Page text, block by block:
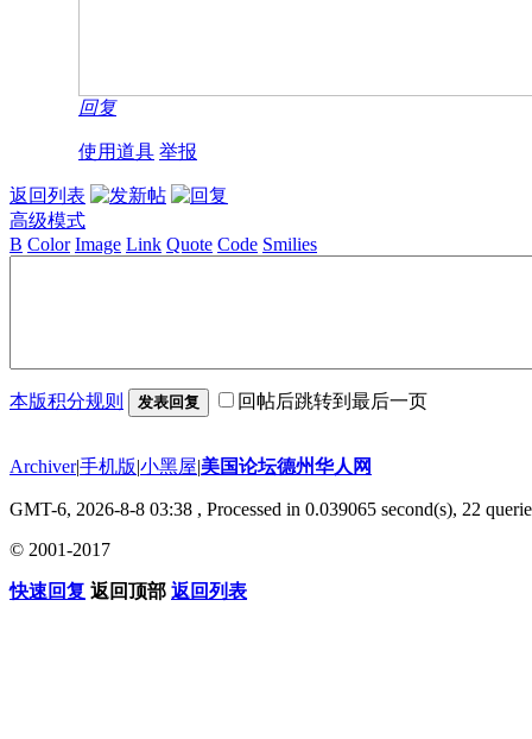
回复
使用道具 举报
返回列表
高级模式
B Color Image Link Quote Code Smilies
本版积分规则 发表回复 回帖后跳转到最后一页
Archiver|手机版|小黑屋|美国论坛德州华人网
GMT-6, 2026-8-8 03:38 , Processed in 0.039065 second(s), 22
© 2001-2017
快速回复 返回顶部 返回列表